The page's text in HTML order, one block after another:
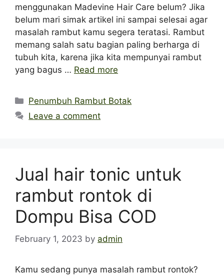
menggunakan Madevine Hair Care belum? Jika
belum mari simak artikel ini sampai selesai agar
masalah rambut kamu segera teratasi. Rambut
memang salah satu bagian paling berharga di
tubuh kita, karena jika kita mempunyai rambut
yang bagus … Read more
Categories
Penumbuh Rambut Botak
Leave a comment
Jual hair tonic untuk
rambut rontok di
Dompu Bisa COD
February 1, 2023 by admin
Kamu sedang punya masalah rambut rontok?